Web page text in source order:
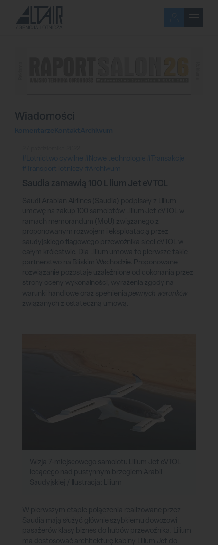
Wiadomości
KomentarzeKontaktArchiwum
#Lotnictwo cywilne #Nowe technologie #Transakcje
#Transport lotniczy #Archiwum
Saudia zamawią 100 Lilium Jet eVTOL
Saudi Arabian Airlines (Saudia) podpisały z Lilium
umowę na zakup 100 samolotów Lilium Jet eVTOL w
ramach memorandum (MoU) związanego z
proponowanym rozwojem i eksploatacją przez
saudyjskiego flagowego przewoźnika sieci eVTOL w
całym królestwie. Dla Lilium umowa to pierwsze takie
partnerstwo na Bliskim Wschodzie. Proponowane
rozwiązanie pozostaje uzależnione od dokonania przez
strony oceny wykonalności, wyrażenia zgody na
warunki handlowe oraz spełnienia pewnych warunków
związanych z ostateczną umową.
W pierwszym etapie połączenia realizowane przez
Saudia mają służyć głównie szybkiemu dowozowi
pasażerów klasy biznes do hubów przewoźnika. Lilium
ma dostosować architekturę kabiny Lilium Jet do